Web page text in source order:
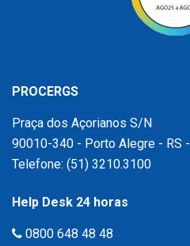
PROCERGS
Praça dos Açorianos S/N
90010-340 - Porto Alegre - RS -
Telefone: (51) 3210.3100
Help Desk 24 horas
0800 648 48 48